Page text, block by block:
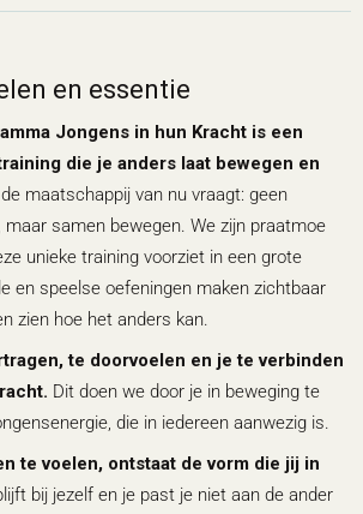
en essentie
Jongens in hun Kracht is een
die je anders laat bewegen en
maatschappij van nu vraagt: geen
samen bewegen. We zijn praatmoe
unieke training voorziet in een grote
en speelse oefeningen maken zichtbaar
zien hoe het anders kan.
te doorvoelen en je te verbinden
Dit doen we door je in beweging te
die in iedereen aanwezig is.
te voelen, ontstaat de vorm die jij in
bij jezelf en je past je niet aan de ander